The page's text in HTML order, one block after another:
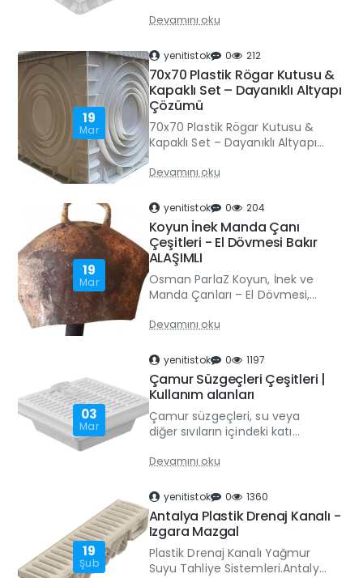
projelerinde drenaj,
tahliye ç..
Devamını oku
19
Mar
yenitistok 0 212
70x70 Plastik Rögar Kutusu &
Kapaklı Set – Dayanıklı Altyapı
Çözümü
70x70 Plastik Rögar Kutusu &
Kapaklı Set – Dayanıklı Altyapı
ÇözümüYer altı altyapı
projelerinde güvenilirlik, kolay
arı..
Devamını oku
19
Mar
yenitistok 0 204
Koyun İnek Manda Çanı
Çeşitleri - El Dövmesi Bakır
ALAŞIMLI
Osman ParlaZ Koyun, İnek ve
Manda Çanları – El Dövmesi,
hayvanlarınız için kaliteli,
arayışınday..
Devamını oku
03
Mar
yenitistok 0 1197
Çamur Süzgeçleri Çeşitleri |
Kullanım alanları
Çamur süzgeçleri, su veya
diğer sıvıların içindeki katı
temizlemek için kullanılan
süzgeçler..
Devamını oku
19
Şub
yenitistok 0 1360
Antalya Plastik Drenaj Kanalı -
Izgara Mazgal
Plastik Drenaj Kanalı Yağmur
Suyu Tahliye Sistemleri.Antalya,